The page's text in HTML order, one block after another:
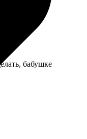
бабушке